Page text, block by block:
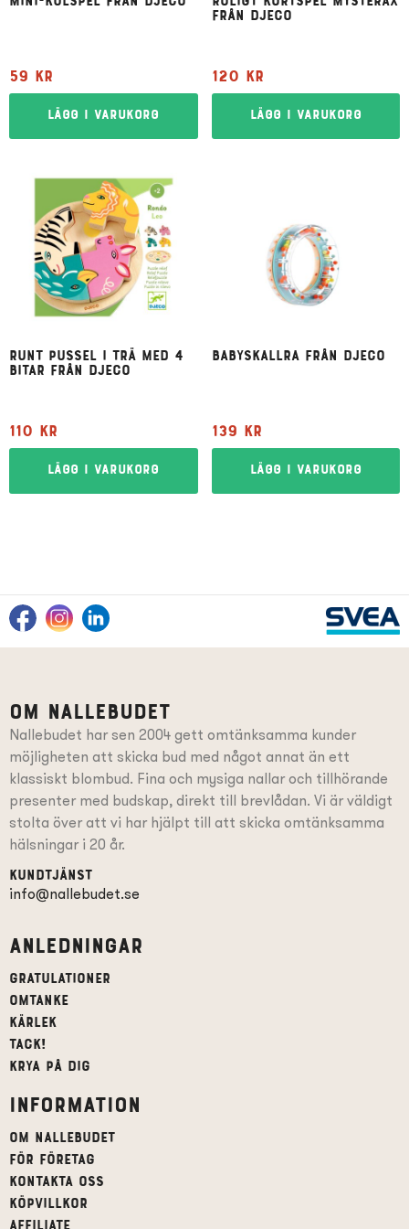
59 kr
Lägg i varukorg
från Djeco
120 kr
Lägg i varukorg
Runt pussel i trä med 4
bitar från Djeco
110 kr
Lägg i varukorg
Babyskallra från Djeco
139 kr
Lägg i varukorg
Om Nallebudet
Nallebudet har sen 2004 gett omtänksamma kunder
möjligheten att skicka bud med något annat än ett
klassiskt blombud. Fina och mysiga nallar och tillhörande
presentermed budskap, direkt till brevlådan. Vi är väldigt
stolta över att vi har hjälpt till att skicka omtänksamma
hälsningar i 20 år.
Kundtjänst
info@nallebudet.se
Anledningar
Gratulationer
Omtanke
Kärlek
Tack!
Krya på dig
Information
Om Nallebudet
För företag
Kontakta oss
Köpvillkor